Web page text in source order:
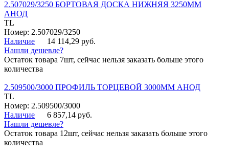
2.507029/3250 БОРТОВАЯ ДОСКА НИЖНЯЯ 3250ММ
АНОД
TL
Номер: 2.507029/3250
Наличие
14 114,29 руб.
Нашли дешевле?
Остаток товара 7шт, сейчас нельзя заказать больше этого
количества
2.509500/3000 ПРОФИЛЬ ТОРЦЕВОЙ 3000ММ АНОД
TL
Номер: 2.509500/3000
Наличие
6 857,14 руб.
Нашли дешевле?
Остаток товара 12шт, сейчас нельзя заказать больше этого
количества